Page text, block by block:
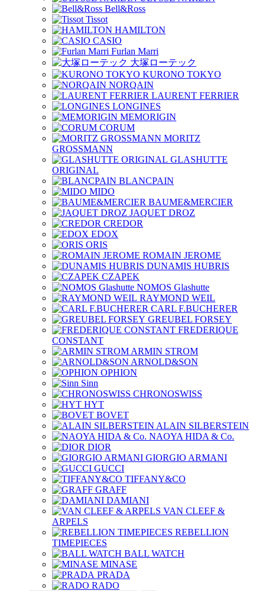
Bell&Ross
Tissot
HAMILTON
CASIO
Furlan Marri
大塚ローテック
KURONO TOKYO
NORQAIN
LAURENT FERRIER
LONGINES
MEMORIGIN
CORUM
MORITZ
GROSSMANN
GLASHUTTE
ORIGINAL
BLANCPAIN
MIDO
BAUME&MERCIER
JAQUET DROZ
CREDOR
EDOX
ORIS
ROMAIN JEROME
DUNAMIS HUBRIS
CZAPEK
NOMOS Glashutte
RAYMOND WEIL
CARL F.BUCHERER
GREUBEL FORSEY
FREDERIQUE
CONSTANT
ARMIN STROM
ARNOLD&SON
OPHION
Sinn
CHRONOSWISS
HYT
BOVET
ALAIN SILBERSTEIN
NAOYA HIDA & Co.
DIOR
GIORGIO ARMANI
GUCCI
TIFFANY&CO
GRAFF
DAMIANI
VAN CLEEF &
ARPELS
REBELLION
TIMEPIECES
BALL WATCH
MINASE
PRADA
RADO